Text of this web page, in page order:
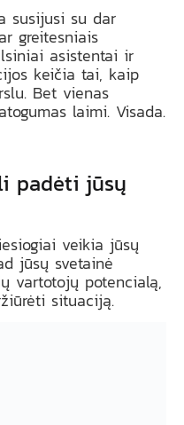
susijusi su dar
greitesniais
asistentai ir
keičia tai, kaip
Bet vienas
laimi. Visada.
padėti jūsų
veikia jūsų
jūsų svetainė
vartotojų potencialą,
situaciją.